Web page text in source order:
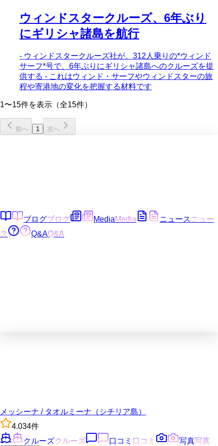
ウィンドスタークルーズ、6年ぶり
にギリシャ諸島を航行
- ウィンドスタークルーズ社が、312人乗りの*ウィンド
サーフ*号で、6年ぶりにギリシャ諸島へのクルーズを提
供する - これはウィンド・サーフやウィンドスターの旅
程や寄港地の変化を把握する材料です
1〜15件を表示（全15件）
前へ 1 次へ
ブログブログ MediaMedia ニュース ニュー
ス
Q&AQ&A
メッシーナ / タオルミーナ（シチリア島）
4.034件
クルーズクルーズ 口コミ 口コミ 写真写真